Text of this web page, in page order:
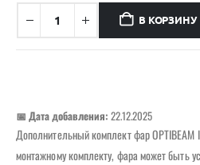
В КОРЗИНУ
📅 Дата добавления: 22.12.2025
Дополнительный комплект фар OPTIBEAM
монтажному комплекту, фара может быть